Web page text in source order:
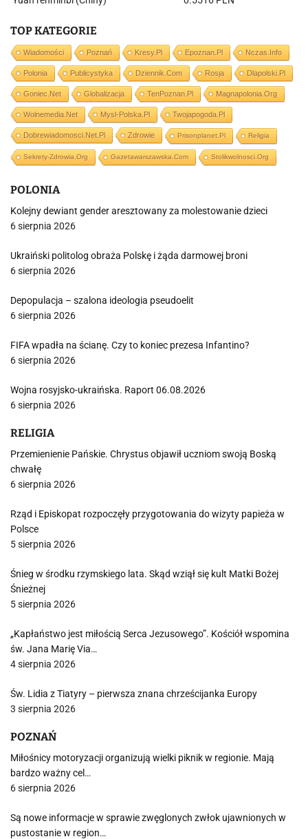
TOP KATEGORIE
Wiadomości Poznań Kresy.pl Epoznan.pl Nczas.info
Polonia Publicystyka Dziennik.com Rosja Dlapolski.pl
Goniec.net Globalizacja TenPoznan.pl Magnapolonia.org
Wolnemedia.net Mysl-Polska.pl Twojapogoda.pl
Dobrewiadomosci.net.pl Zdrowie Prisonplanet.pl Religia
Sekrety-Zdrowia.org Gazetawarszawska.com Stolikwolnosci.org
POLONIA
Kolejny dewiant gender aresztowany za molestowanie dzieci
6 sierpnia 2026
Ukraiński politolog obraża Polskę i żąda darmowej broni
6 sierpnia 2026
Depopulacja – szalona ideologia pseudoelit
6 sierpnia 2026
FIFA wpadła na ścianę. Czy to koniec prezesa Infantino?
6 sierpnia 2026
Wojna rosyjsko-ukraińska. Raport 06.08.2026
6 sierpnia 2026
RELIGIA
Przemienienie Pańskie. Chrystus objawił uczniom swoją Boską
chwałę
6 sierpnia 2026
Rząd i Episkopat rozpoczęły przygotowania do wizyty papieża w
Polsce
5 sierpnia 2026
Śnieg w środku rzymskiego lata. Skąd wziął się kult Matki Bożej
Śnieżnej
5 sierpnia 2026
„Kapłaństwo jest miłością Serca Jezusowego”. Kościół wspomina
św. Jana Marię Via…
4 sierpnia 2026
Św. Lidia z Tiatyry – pierwsza znana chrześcijanka Europy
3 sierpnia 2026
POZNAŃ
Miłośnicy motoryzacji organizują wielki piknik w regionie. Mają
bardzo ważny cel…
6 sierpnia 2026
Są nowe informacje w sprawie zwęglonych zwłok ujawnionych w
pustostanie w region…